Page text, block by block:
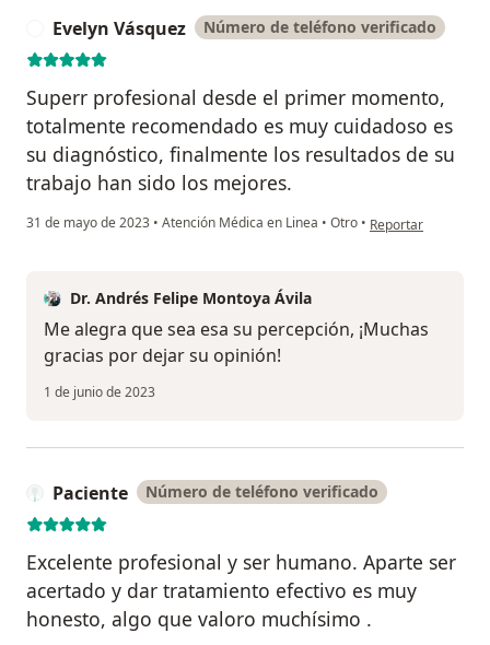
Evelyn Vásquez Número de teléfono verificado
Superr profesional desde el primer momento,
totalmente recomendado es muy cuidadoso es
su diagnóstico, finalmente los resultados de su
trabajo han sido los mejores.
31 de mayo de 2023 • Atención Médica en Linea • Otro • en opinión del
Reportar
Dr. Andrés Felipe Montoya Ávila
Me alegra que sea esa su percepción, ¡Muchas
gracias por dejar su opinión!
1 de junio de 2023
Paciente Número de teléfono verificado
Excelente profesional y ser humano. Aparte ser
acertado y dar tratamiento efectivo es muy
honesto, algo que valoro muchísimo .